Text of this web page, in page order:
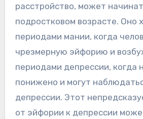
расстройство, может
подростковом возрасте. Оно
периодами мании, когда
чрезмерную эйфорию и
периодами депрессии, когда
понижено и могут
депрессии. Этот
от эйфории к депрессии